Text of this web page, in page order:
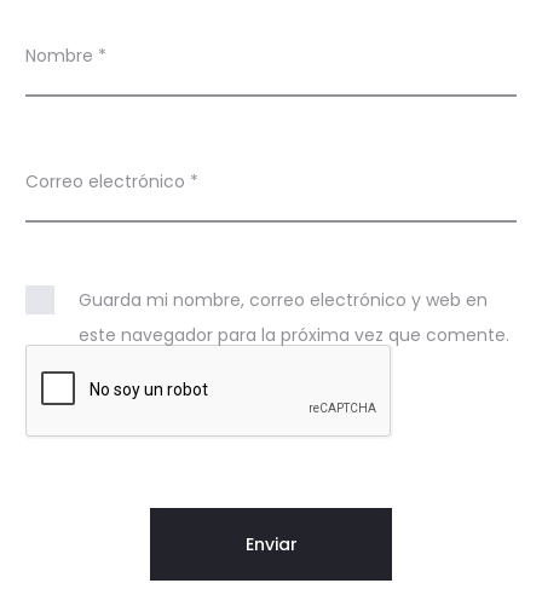
Nombre *
Correo electrónico *
Guarda mi nombre, correo electrónico y web en
este navegador para la próxima vez que comente.